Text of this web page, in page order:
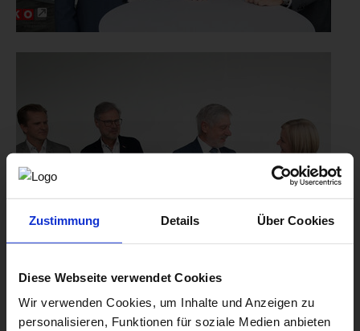
Zustimmung Details Über Cookies
Diese Webseite verwendet Cookies
Wir verwenden Cookies, um Inhalte und Anzeigen zu
personalisieren, Funktionen für soziale Medien anbieten